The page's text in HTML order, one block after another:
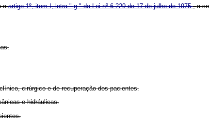
oartigo 1º, item I, letra "g" da Lei nº 6.229 de 17 de julho de 1975,a
cirúrgico e de recuperação dos pacientes.
e hidráulicas.